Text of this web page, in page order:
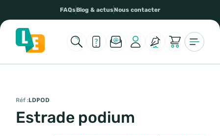
FAQsBlog & actusNous contacter
Réf :LDPOD
Estrade podium